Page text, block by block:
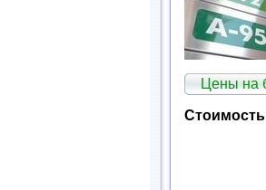
Цены на